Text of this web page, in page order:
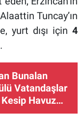
Tuncay’ın
yurt dışı için4
Bunalan
Vatandaşlar
Havuz